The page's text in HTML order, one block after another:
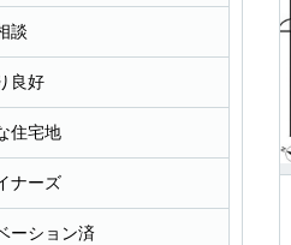
談
良好
住宅地
ナーズ
ーション済